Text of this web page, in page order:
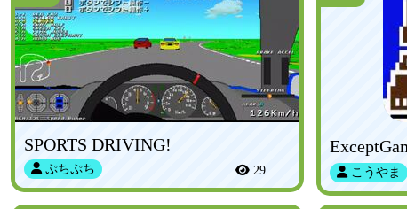
SPORTS DRIVING!
ぷちぷち 29 こうやま